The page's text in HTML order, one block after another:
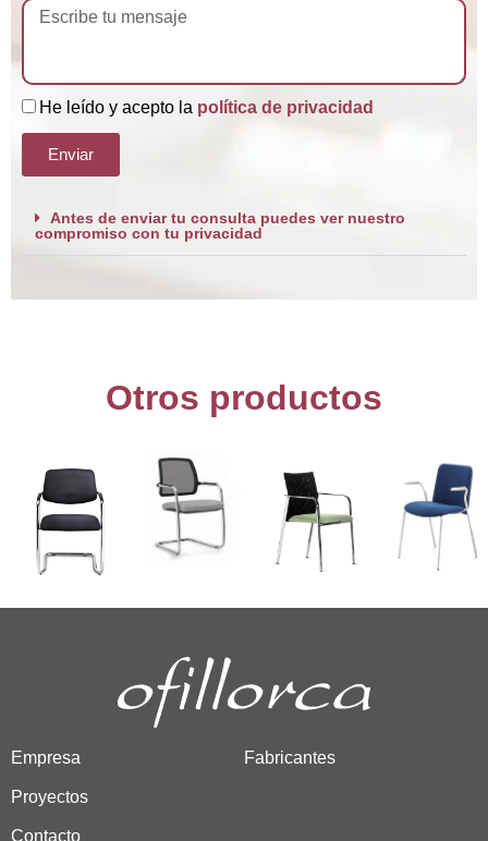
He leído y acepto la política de privacidad
Enviar
Antes de enviar tu consulta puedes ver nuestro
compromiso con tu privacidad
Otros productos
Empresa Fabricantes
Proyectos
Contacto